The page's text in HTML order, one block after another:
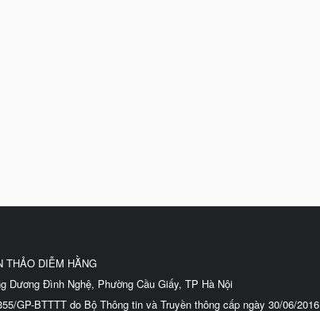
THẢO DIỄM HẰNG
Dương Đình Nghệ, Phường Cầu Giấy, TP Hà Nội
GP-BTTTT do Bộ Thông tin và Truyền thông cấp ngày 30/06/2016